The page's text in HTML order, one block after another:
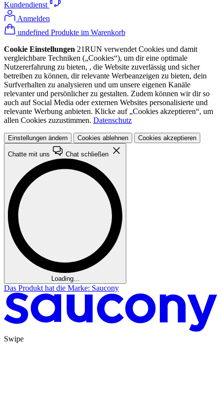
Kundendienst
Anmelden
undefined Produkte im Warenkorb
Cookie Einstellungen 21RUN verwendet Cookies und damit
vergleichbare Techniken („Cookies“), um dir eine optimale
Nutzererfahrung zu bieten, , die Website zuverlässig und sicher
betreiben zu können, dir relevante Werbeanzeigen zu bieten, dein
Surfverhalten zu analysieren und um unsere eigenen Kanäle
relevanter und persönlicher zu gestalten. Zudem können wir dir so
auch auf Social Media oder externen Websites personalisierte und
relevante Werbung anbieten. Klicke auf „Cookies akzeptieren“, um
allen Cookies zuzustimmen. Datenschutz
Einstellungen ändern Cookies ablehnen Cookies akzeptieren
Chatte mit uns Chat schließen
Loading...
Das Produkt hat die Marke: Saucony
Swipe